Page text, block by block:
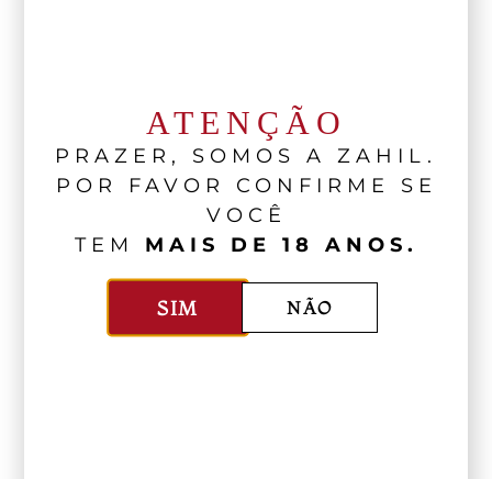
ATENÇÃO
PRAZER, SOMOS A ZAHIL.
POR FAVOR CONFIRME SE
VOCÊ
TEM MAIS DE 18 ANOS.
SIM NÃO